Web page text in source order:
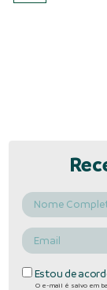
Estou de
O e-mail é salvo em